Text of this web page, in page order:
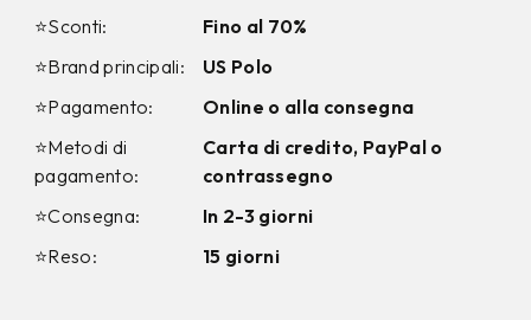
⭐Sconti:
Fino al 70%
⭐Brand principali:
US Polo
⭐Pagamento:
Online o alla consegna
⭐Metodi di
pagamento:
Carta di credito, PayPal o
contrassegno
⭐Consegna:
In 2-3 giorni
⭐Reso:
15 giorni